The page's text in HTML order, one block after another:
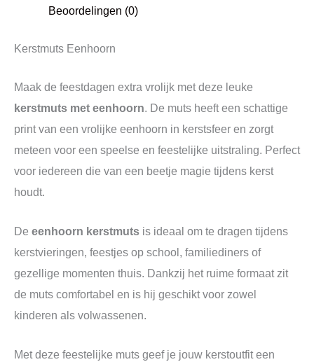
Beoordelingen (0)
Kerstmuts Eenhoorn
Maak de feestdagen extra vrolijk met deze leuke
kerstmuts met eenhoorn. De muts heeft een schattige
print van een vrolijke eenhoorn in kerstsfeer en zorgt
meteen voor een speelse en feestelijke uitstraling. Perfect
voor iedereen die van een beetje magie tijdens kerst
houdt.
De eenhoorn kerstmuts is ideaal om te dragen tijdens
kerstvieringen, feestjes op school, familiediners of
gezellige momenten thuis. Dankzij het ruime formaat zit
de muts comfortabel en is hij geschikt voor zowel
kinderen als volwassenen.
Met deze feestelijke muts geef je jouw kerstoutfit een